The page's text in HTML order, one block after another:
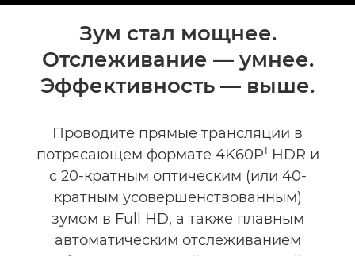
Общая информация
Технические характеристики
Зум стал мощнее.
Отслеживание — умнее.
Эффективность — выше.
Проводите прямые трансляции в
потрясающем формате 4K60P1 HDR и
с 20-кратным оптическим (или 40-
кратным усовершенствованным)
зумом в Full HD, а также плавным
автоматическим отслеживанием